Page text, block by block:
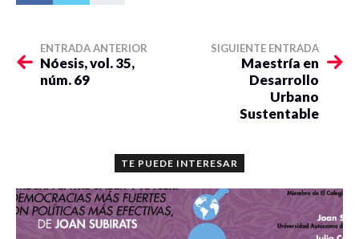
ENTRADA ANTERIOR
Nóesis, vol. 35,
núm. 69
SIGUIENTE ENTRADA
Maestría en
Desarrollo
Urbano
Sustentable
TE PUEDE INTERESAR